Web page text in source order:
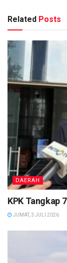
Related Posts
DAERAH
KPK Tangkap
JUMAT, 3 JULI 2026